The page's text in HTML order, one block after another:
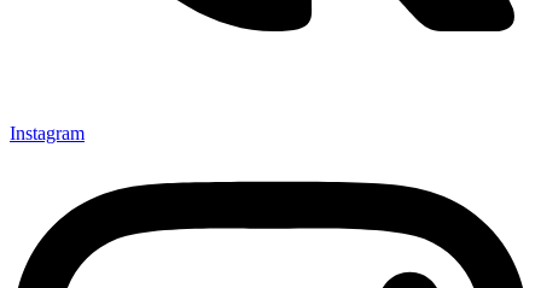
Instagram